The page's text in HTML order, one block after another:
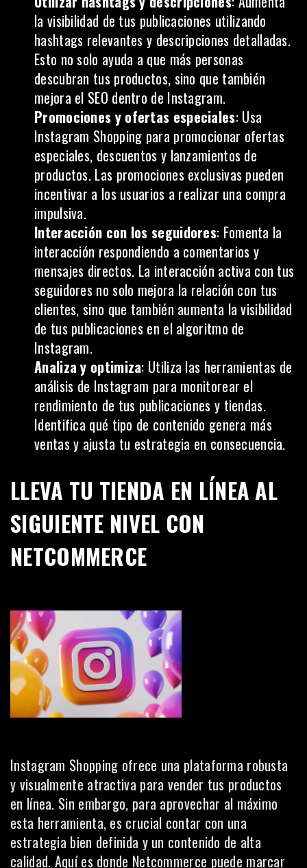
la visibilidad de tus publicaciones utilizando
hashtags relevantes y descripciones detalladas.
Esto no solo ayuda a que más personas
descubran tus productos, sino que también
mejora el SEO dentro de Instagram.
Promociones y ofertas especiales: Usa
Instagram Shopping para promocionar ofertas
especiales, descuentos y lanzamientos de
productos. Las promociones exclusivas pueden
incentivar a los usuarios a realizar una compra
impulsiva.
Interacción con los seguidores: Fomenta la
interacción respondiendo a comentarios y
mensajes directos. La interacción activa con tus
seguidores no solo mejora la relación con tus
clientes, sino que también aumenta la visibilidad
de tus publicaciones en el algoritmo de
Instagram.
Analiza y optimiza: Utiliza las herramientas de
análisis de Instagram para monitorear el
rendimiento de tus publicaciones y tiendas.
Identifica qué tipo de contenido genera más
ventas y ajusta tu estrategia en consecuencia.
LLEVA TU TIENDA EN LÍNEA AL
SIGUIENTE NIVEL CON
NETCOMMERCE
Instagram Shopping ofrece una plataforma robusta
y visualmente atractiva para vender tus productos
en línea. Sin embargo, para aprovechar al máximo
esta herramienta, es crucial contar con una
estrategia bien definida y un contenido de alta
calidad. Aquí es donde Netcommerce puede marcar